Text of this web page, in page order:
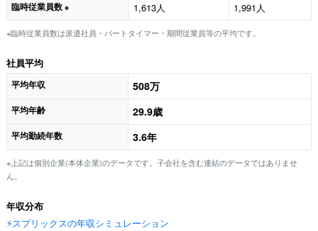
臨時従業員数 ※ 1,613人 1,991人
※臨時従業員数は派遣社員・パートタイマー・期間従業員等の平均です。
社員平均
平均年収 508万
平均年齢 29.9歳
平均勤続年数 3.6年
※上記は個別企業(本体企業)のデータです。子会社を含む連結のデータではありませ
ん。
年収分布
⚡️スプリックスの年収シミュレーション